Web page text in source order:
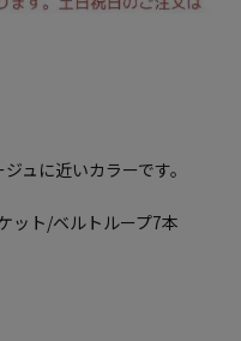
ュに近いカラーです。
ット/ベルトループ7本